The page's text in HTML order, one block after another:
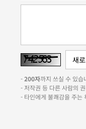
-200자까지 쓰실 수 있
- 저작권 등 다른 사람의
- 타인에게 불쾌감을 주는